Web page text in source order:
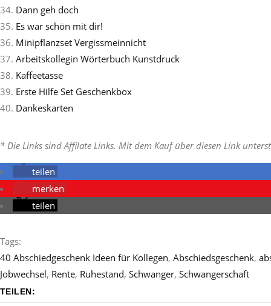
34. Dann geh doch
35. Es war schön mit dir!
36. Minipflanzset Vergissmeinnicht
37. Arbeitskollegin Wörterbuch Kunstdruck
38. Kaffeetasse
39. Erste Hilfe Set Geschenkbox
40. Dankeskarten
* Die Links sind Affilate Links. Mit dem Kauf über diesen Link
teilen
merken
teilen
Tags:
40 Abschiedgeschenk Ideen für Kollegen, Abschiedsgeschenk,
Jobwechsel, Rente, Ruhestand, Schwanger, Schwangerschaft
TEILEN: